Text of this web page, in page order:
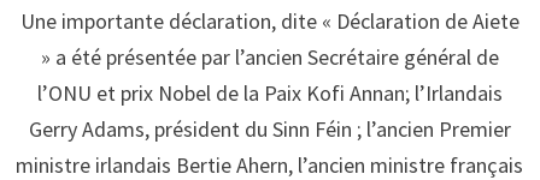
Une importante déclaration, dite « Déclaration de Aiete
» a été présentée par l’ancien Secrétaire général de
l’ONU et prix Nobel de la Paix Kofi Annan; l’Irlandais
Gerry Adams, président du Sinn Féin ; l’ancien Premier
ministre irlandais Bertie Ahern, l’ancien ministre français